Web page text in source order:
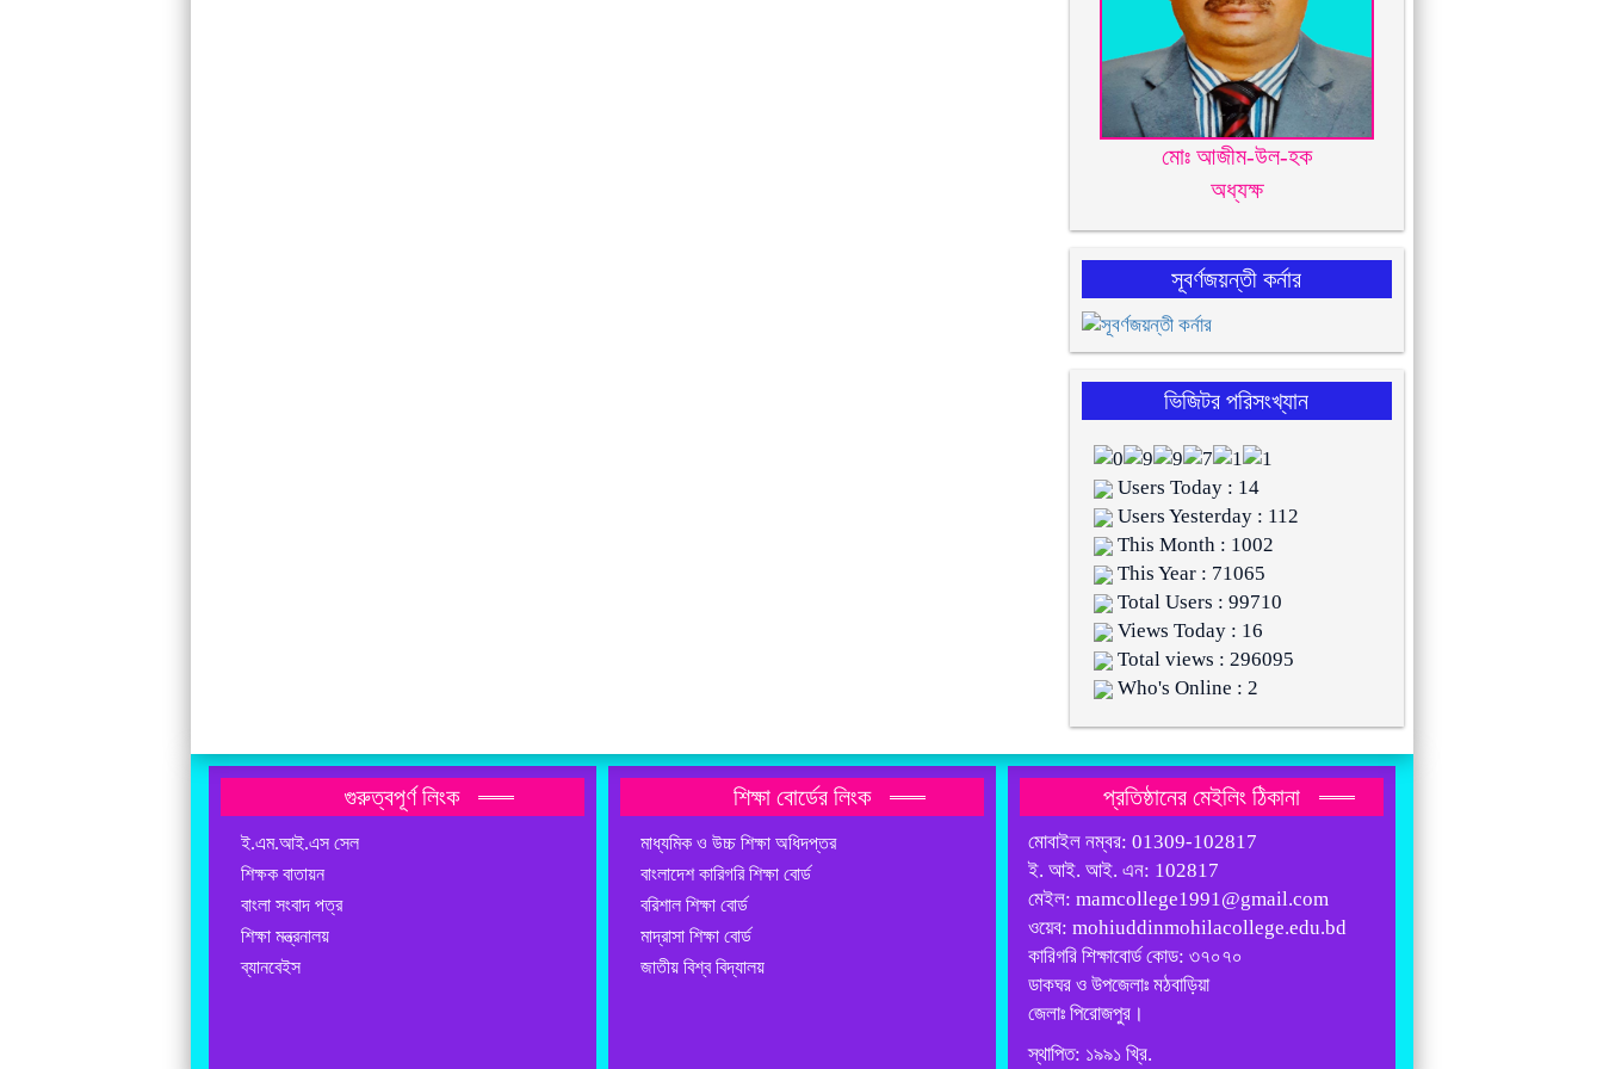
মোঃ আজীম-উল-হক
অধ্যক্ষ
সূবর্ণজয়ন্তী কর্নার
ভিজিটর পরিসংখ্যান
Users Today : 14
Users Yesterday : 112
This Month : 1002
This Year : 71065
Total Users : 99710
Views Today : 16
Total views : 296095
Who's Online : 2
গুরুত্বপূর্ণ লিংক
ই.এম.আই.এস সেল
শিক্ষক বাতায়ন
বাংলা সংবাদ পত্র
শিক্ষা মন্ত্রনালয়
ব্যানবেইস
শিক্ষা বোর্ডের লিংক
মাধ্যমিক ও উচ্চ শিক্ষা অধিদপ্তর
বাংলাদেশ কারিগরি শিক্ষা বোর্ড
বরিশাল শিক্ষা বোর্ড
মাদ্রাসা শিক্ষা বোর্ড
জাতীয় বিশ্ব বিদ্যালয়
প্রতিষ্ঠানের মেইলিং ঠিকানা
মোবাইল নম্বর: 01309-102817
ই. আই. আই. এন: 102817
মেইল: mamcollege1991@gmail.com
ওয়েব: mohiuddinmohilacollege.edu.bd
কারিগরি শিক্ষাবোর্ড কোড: ৩৭০৭০
ডাকঘর ও উপজেলাঃ মঠবাড়িয়া
জেলাঃ পিরোজপুর।
স্থাপিত: ১৯৯১ খ্রি.